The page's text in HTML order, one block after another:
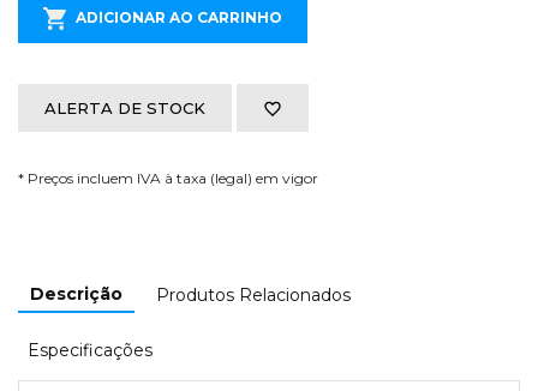
ADICIONAR AO CARRINHO
ALERTA DE STOCK
* Preços incluem IVA à taxa (legal) em vigor
Descrição Produtos Relacionados
Especificações